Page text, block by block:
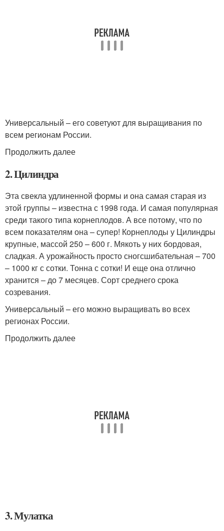
Универсальный – его советуют для выращивания по
всем регионам России.
Продолжить далее
2. Цилиндра
Эта свекла удлиненной формы и она самая старая из
этой группы – известна с 1998 года. И самая популярная
среди такого типа корнеплодов. А все потому, что по
всем показателям она – супер! Корнеплоды у Цилиндры
крупные, массой 250 – 600 г. Мякоть у них бордовая,
сладкая. А урожайность просто сногсшибательная – 700
– 1000 кг с сотки. Тонна с сотки! И еще она отлично
хранится – до 7 месяцев. Сорт среднего срока
созревания.
Универсальный – его можно выращивать во всех
регионах России.
Продолжить далее
3. Мулатка